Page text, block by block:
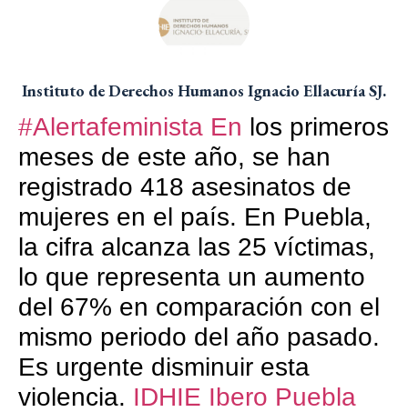
Instituto de Derechos Humanos Ignacio Ellacuría SJ.
#Alertafeminista En los primeros
meses de este año, se han
registrado 418 asesinatos de
mujeres en el país. En Puebla,
la cifra alcanza las 25 víctimas,
lo que representa un aumento
del 67% en comparación con el
mismo periodo del año pasado.
Es urgente disminuir esta
violencia. IDHIE Ibero Puebla